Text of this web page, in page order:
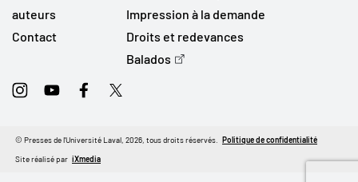
auteurs
Contact
Impression à la demande
Droits et redevances
Balados
InstagramYoutubeFacebookTwitter
Site réalisé par iXmedia
© Presses de l'Université Laval, 2026, tous droits réservés. Politique de confidentialité